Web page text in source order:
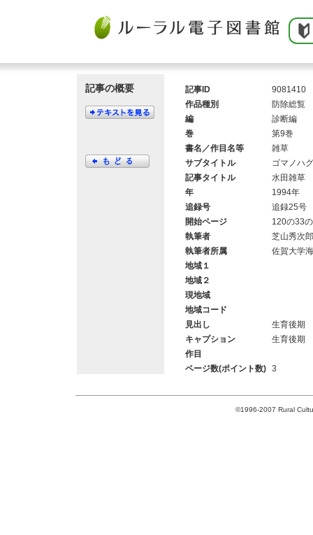
記事の概要 記事ID
9081410
作品種別
防除総覧
編
診断編
巻
第9巻
書名／作目名等
雑草
サブタイトル
ゴマノハ
記事タイトル
水田雑草
年
1994年
追録号
追録25号
開始ページ
120の33
執筆者
芝山秀次郎
執筆者所属
佐賀大学
地域１
地域２
現地域
地域コード
見出し
生育後期
キャプション
生育後期
作目
ページ数(ポイント数)
3
©1996-2007 Rural